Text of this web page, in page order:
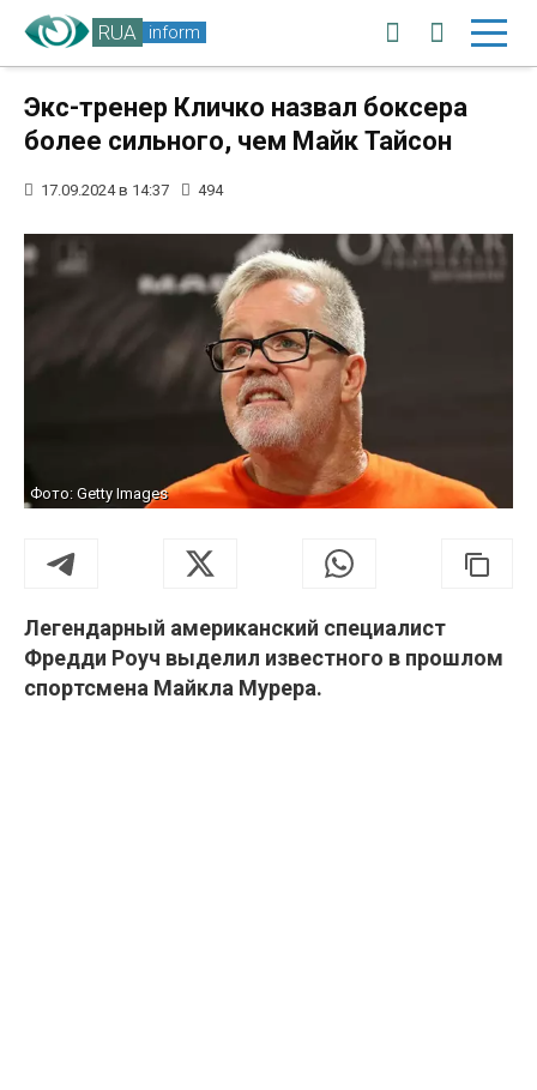
RUA inform
Экс-тренер Кличко назвал боксера
более сильного, чем Майк Тайсон
17.09.2024 в 14:37 494
Фото: Getty Images
Легендарный американский специалист
Фредди Роуч выделил известного в прошлом
спортсмена Майкла Мурера.